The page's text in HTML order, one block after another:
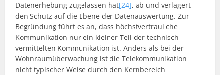
Datenerhebung zugelassen hat[24], ab und verlagert
den Schutz auf die Ebene der Datenauswertung. Zur
Begründung führt es an, dass höchstvertrauliche
Kommunikation nur ein kleiner Teil der technisch
vermittelten Kommunikation ist. Anders als bei der
Wohnraumüberwachung ist die Telekommunikation
nicht typischer Weise durch den Kernbereich